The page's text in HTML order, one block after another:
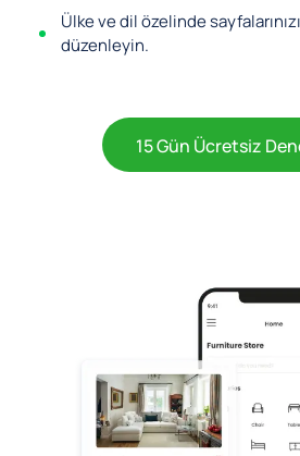
Ülke ve dil özelinde
düzenleyin.
15 Gün Ücretsiz